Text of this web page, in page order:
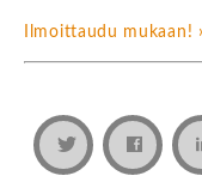
Ilmoittaudu mukaan!